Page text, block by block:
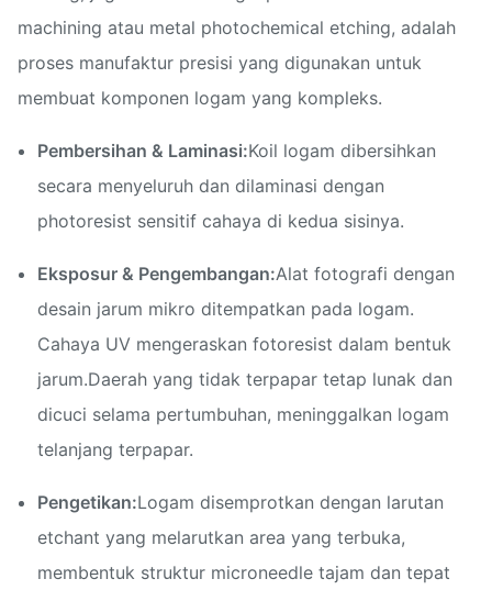
machining atau metal photochemical etching, adalah
proses manufaktur presisi yang digunakan untuk
membuat komponen logam yang kompleks.
Pembersihan & Laminasi:Koil logam dibersihkan
secara menyeluruh dan dilaminasi dengan
photoresist sensitif cahaya di kedua sisinya.
Eksposur & Pengembangan:Alat fotografi dengan
desain jarum mikro ditempatkan pada logam.
Cahaya UV mengeraskan fotoresist dalam bentuk
jarum.Daerah yang tidak terpapar tetap lunak dan
dicuci selama pertumbuhan, meninggalkan logam
telanjang terpapar.
Pengetikan:Logam disemprotkan dengan larutan
etchant yang melarutkan area yang terbuka,
membentuk struktur microneedle tajam dan tepat